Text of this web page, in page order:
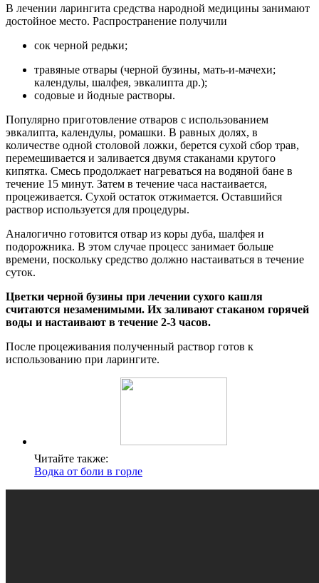
В лечении ларингита средства народной медицины занимают
достойное место. Распространение получили
сок черной редьки;
травяные отвары (черной бузины, мать-и-мачехи;
календулы, шалфея, эвкалипта др.);
содовые и йодные растворы.
Популярно приготовление отваров с использованием
эвкалипта, календулы, ромашки. В равных долях, в
количестве одной столовой ложки, берется сухой сбор трав,
перемешивается и заливается двумя стаканами крутого
кипятка. Смесь продолжает нагреваться на водяной бане в
течение 15 минут. Затем в течение часа настаивается,
процеживается. Сухой остаток отжимается. Оставшийся
раствор используется для процедуры.
Аналогично готовится отвар из коры дуба, шалфея и
подорожника. В этом случае процесс занимает больше
времени, поскольку средство должно настаиваться в течение
суток.
Цветки черной бузины при лечении сухого кашля
считаются незаменимыми. Их заливают стаканом горячей
воды и настаивают в течение 2-3 часов.
После процеживания полученный раствор готов к
использованию при ларингите.
Читайте также:
Водка от боли в горле